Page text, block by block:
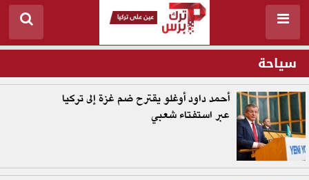
سياحة
أحمد داود أوغلو يقترح ضم غزة إلى تركيا
عبر استفتاء شعبي